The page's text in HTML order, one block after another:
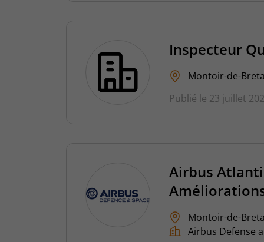
Inspecteur
Montoir-de-
Publié le 23 juillet
Airbus
Montoir-de-
Airbus Defense